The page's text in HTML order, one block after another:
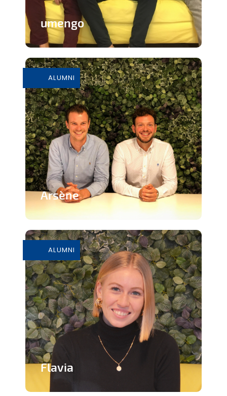
umengo
des bénévoles et des OSBL
En savoir plus
ALUMNI
Arsène
artisanaux wallons et bruxellois
En savoir plus
ALUMNI
Flavia